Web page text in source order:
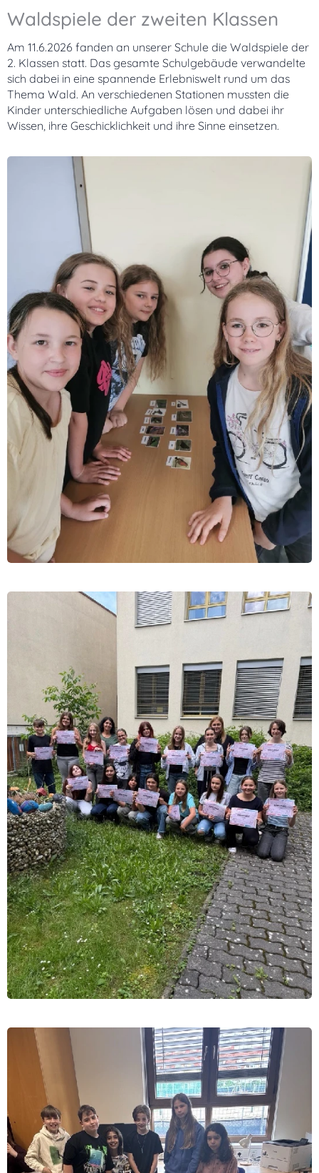
Waldspiele der zweiten Klassen
Am 11.6.2026 fanden an unserer Schule die Waldspiele der
2. Klassen statt. Das gesamte Schulgebäude verwandelte
sich dabei in eine spannende Erlebniswelt rund um das
Thema Wald. An verschiedenen Stationen mussten die
Kinder unterschiedliche Aufgaben lösen und dabei ihr
Wissen, ihre Geschicklichkeit und ihre Sinne einsetzen.